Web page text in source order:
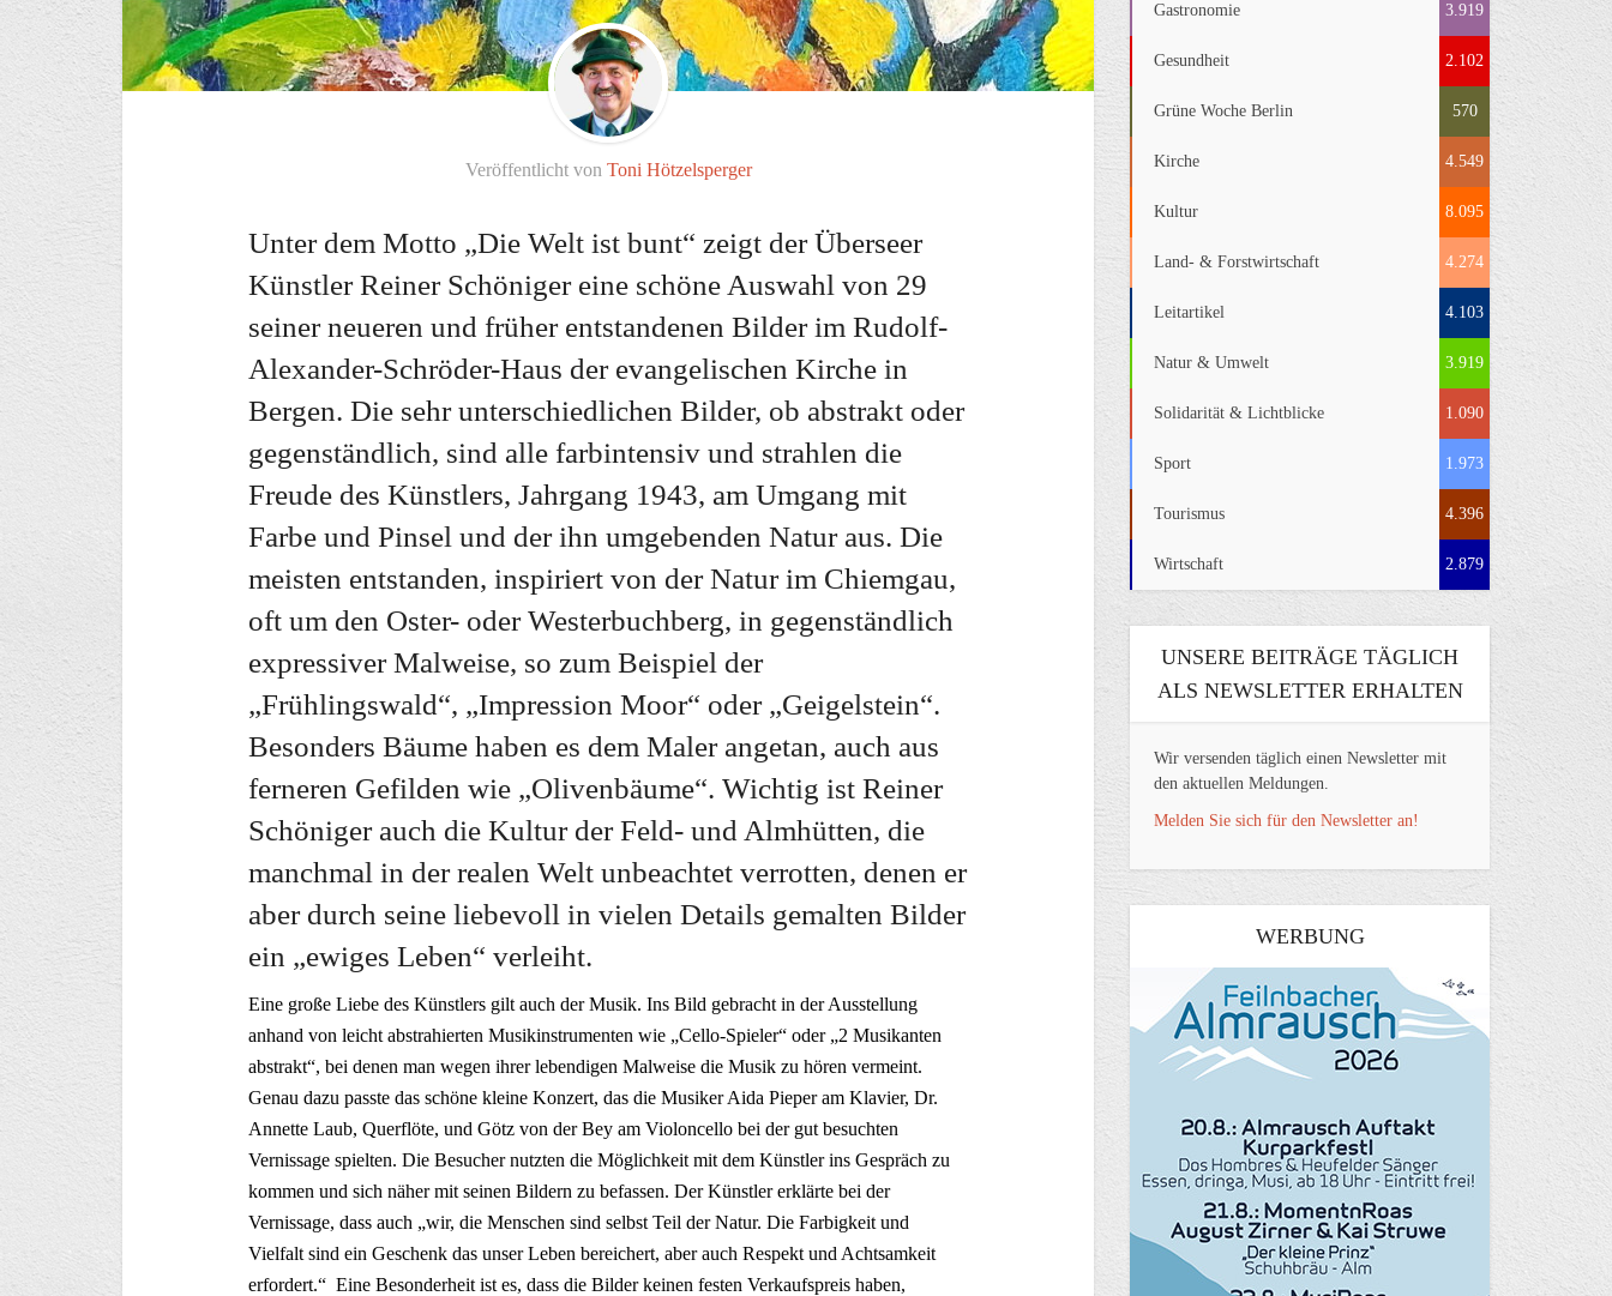
Veröffentlicht von Toni Hötzelsperger
Unter dem Motto „Die Welt ist bunt“ zeigt der Überseer
Künstler Reiner Schöniger eine schöne Auswahl von 29
seiner neueren und früher entstandenen Bilder im Rudolf-
Alexander-Schröder-Haus der evangelischen Kirche in
Bergen. Die sehr unterschiedlichen Bilder, ob abstrakt oder
gegenständlich, sind alle farbintensiv und strahlen die
Freude des Künstlers, Jahrgang 1943, am Umgang mit
Farbe und Pinsel und der ihn umgebenden Natur aus. Die
meisten entstanden, inspiriert von der Natur im Chiemgau,
oft um den Oster- oder Westerbuchberg, in gegenständlich
expressiver Malweise, so zum Beispiel der
„Frühlingswald“, „Impression Moor“ oder „Geigelstein“.
Besonders Bäume haben es dem Maler angetan, auch aus
ferneren Gefilden wie „Olivenbäume“. Wichtig ist Reiner
Schöniger auch die Kultur der Feld- und Almhütten, die
manchmal in der realen Welt unbeachtet verrotten, denen er
aber durch seine liebevoll in vielen Details gemalten Bilder
ein „ewiges Leben“ verleiht.
Eine große Liebe des Künstlers gilt auch der Musik. Ins Bild gebracht in der Ausstellung
anhand von leicht abstrahierten Musikinstrumenten wie „Cello-Spieler“ oder „2 Musikanten
abstrakt“, bei denen man wegen ihrer lebendigen Malweise die Musik zu hören vermeint.
Genau dazu passte das schöne kleine Konzert, das die Musiker Aida Pieper am Klavier, Dr.
Annette Laub, Querflöte, und Götz von der Bey am Violoncello bei der gut besuchten
Vernissage spielten. Die Besucher nutzten die Möglichkeit mit dem Künstler ins Gespräch zu
kommen und sich näher mit seinen Bildern zu befassen. Der Künstler erklärte bei der
Vernissage, dass auch „wir, die Menschen sind selbst Teil der Natur. Die Farbigkeit und
Vielfalt sind ein Geschenk das unser Leben bereichert, aber auch Respekt und Achtsamkeit
erfordert.“ Eine Besonderheit ist es, dass die Bilder keinen festen Verkaufspreis haben,
Gastronomie 3.919
Gesundheit 2.102
Grüne Woche Berlin 570
Kirche 4.549
Kultur 8.095
Land- & Forstwirtschaft 4.274
Leitartikel 4.103
Natur & Umwelt 3.919
Solidarität & Lichtblicke 1.090
Sport 1.973
Tourismus 4.396
Wirtschaft 2.879
UNSERE BEITRÄGE TÄGLICH
ALS NEWSLETTER ERHALTEN
Wir versenden täglich einen Newsletter mit
den aktuellen Meldungen.
Melden Sie sich für den Newsletter an!
WERBUNG